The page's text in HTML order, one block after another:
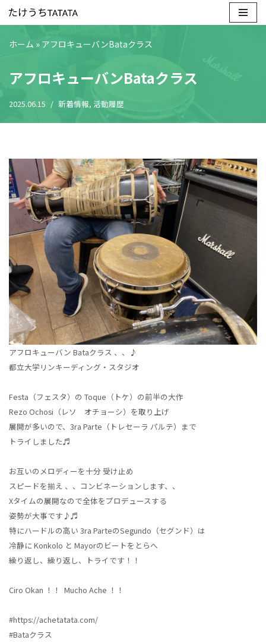
ン
ン
へ
ス
プ
ホーム » アフロキューバンBataクラス
アフロキューバンBataクラス
2025.06.15 新着情報, 活動履歴
アフロキューバン Bataクラス 、、♪
都立大学リンキーディング・スタジオ
Festa（フェスタ）の Toque（トケ）の前半の大作
Rezo Ochosi（レソ オチョーシ）を取り上げ
展開が多いので、3ra Parte（トレセーラ パルテ）まで
トライしました♬
お互いのメロディーを十分 受け止め
スピードを揃え 、、コンビネーションします、、
Xタイムの展開なので全体をプロデュースする
姿勢が大事です♪♬
特にハードルの高い 3ra ParteのSegundo（セグンド）は
冷静に Konkolo と Mayorのビートをとらへ
繰り返し、繰り返し、トライです！！
Ciro Okan ！！ Mucho Ache ！！
#https://achetatata.com/
#Bataクラス